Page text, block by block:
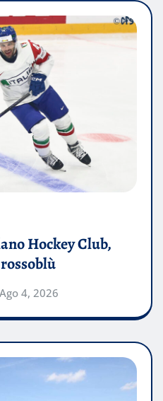
Hockey Club,
Ago 4, 2026